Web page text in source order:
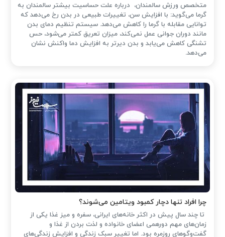
متخصص ورزش سالمندان، درباره علت حساسیت بیشتر سالمندان به
گرما می‌گوید: با افزایش سن، تغییرات طبیعی در بدن رخ می‌دهد که
توانایی مقابله با گرما را کاهش می‌دهد. سیستم تنظیم دمای بدن
مانند دوران جوانی عمل نمی‌کند، میزان تعریق کمتر می‌شود، حس
تشنگی کاهش می‌یابد و بدن دیرتر به افزایش دما واکنش نشان
می‌دهد.
چرا افراد تنها دچار کمبود ویتامین می‌شوند؟
تا چند سال پیش در اکثر خانه‌های ایرانی، سفره و میز غذا یکی از
زمان‌های مهم دورهمی اعضای خانواده و لذت بردن از غذا و
گفت‌وگوهای روزمره بود. اما تغییر سبک زندگی و افزایش زندگی‌های